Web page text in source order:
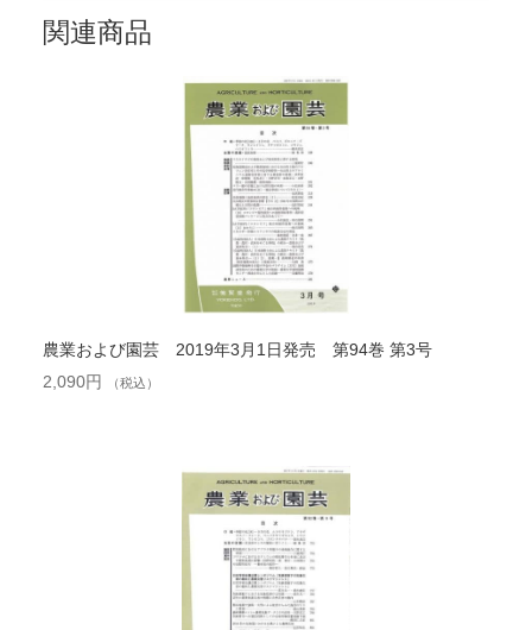
関連商品
農業および園芸 2019年3月1日発売 第94巻 第3号
2,090円 （税込）